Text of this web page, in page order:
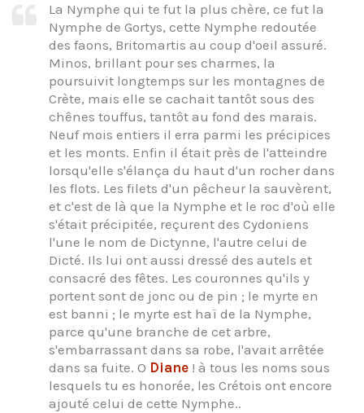
La Nymphe qui te fut la plus chère, ce fut la
Nymphe de Gortys, cette Nymphe redoutée
des faons, Britomartis au coup d'oeil assuré.
Minos, brillant pour ses charmes, la
poursuivit longtemps sur les montagnes de
Crète, mais elle se cachait tantôt sous des
chênes touffus, tantôt au fond des marais.
Neuf mois entiers il erra parmi les précipices
et les monts. Enfin il était près de l'atteindre
lorsqu'elle s'élança du haut d'un rocher dans
les flots. Les filets d'un pêcheur la sauvèrent,
et c'est de là que la Nymphe et le roc d'où elle
s'était précipitée, reçurent des Cydoniens
l'une le nom de Dictynne, l'autre celui de
Dicté. Ils lui ont aussi dressé des autels et
consacré des fêtes. Les couronnes qu'ils y
portent sont de jonc ou de pin ; le myrte en
est banni ; le myrte est haï de la Nymphe,
parce qu'une branche de cet arbre,
s'embarrassant dans sa robe, l'avait arrêtée
dans sa fuite. O Diane ! à tous les noms sous
lesquels tu es honorée, les Crétois ont encore
ajouté celui de cette Nymphe..